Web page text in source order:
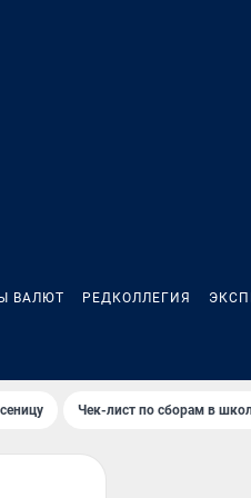
ВАЛЮТ РЕДКОЛЛЕГИЯ
Чек-лист по сборам в